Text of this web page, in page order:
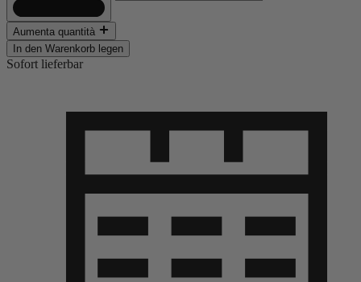
Aumenta quantità
In den Warenkorb legen
Sofort lieferbar